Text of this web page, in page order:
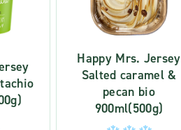
Happy Mrs. Jersey
Salted caramel &
pecan bio
900ml(500g)